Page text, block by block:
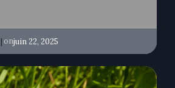
| onjuin 22, 2025